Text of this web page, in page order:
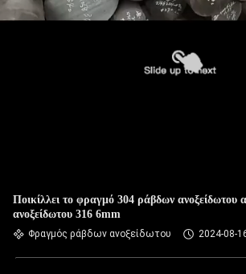
Ποικίλλει το φραγμό 304 ράβδων ανοξείδωτου
ανοξείδωτου 316 6mm
Φραγμός ράβδων ανοξείδωτου 2024-08-